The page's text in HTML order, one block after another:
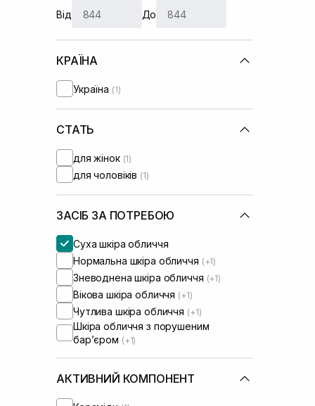
DCL (+3)
Dear, Klairs
Dr. Althea
Dr.Reju-All
Geek and Gorgeous(+1)
Genesis
I'm From(+3)
IS Clinical(+8)
Image Skincare(+1)
Instytutum(+9)
Lalarecipe(+2)
Manyo Factory (+3)
Medicube(+7)
Medik8(+8)
Meditherapy(+1)
Melume(+4)
Needly (+8)
Perolite(+5)
Від До
КРАЇНА
Україна (1)
СТАТЬ
для жінок (1)
для чоловіків (1)
ЗАСІБ ЗА ПОТРЕБОЮ
Суха шкіра обличчя
Нормальна шкіра обличчя (+1)
Зневоднена шкіра обличчя (+1)
Вікова шкіра обличчя (+1)
Чутлива шкіра обличчя (+1)
Шкіра обличчя з порушеним
барʼєром (+1)
АКТИВНИЙ КОМПОНЕНТ